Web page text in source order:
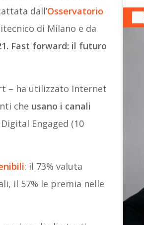
dall’Osservatorio
di Milano e da
Fast forward: il futuro
– ha utilizzato Internet
che usano i canali
Engaged (10
: il 73% valuta
il 57% le premia nelle